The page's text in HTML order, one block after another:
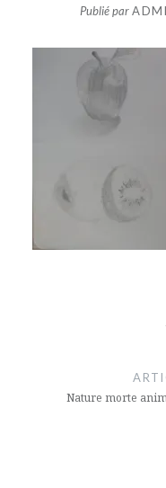
Publié par
l’articleNature morte